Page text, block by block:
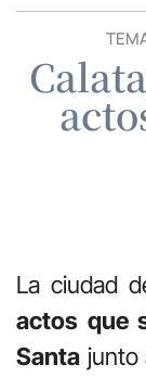
La ciudad
actos que
Santa junto